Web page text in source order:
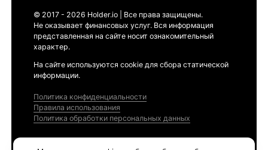
© 2017 - 2026 Holder.io | Все права защищены.
Не оказывает финансовых услуг. Вся информация
представленная на сайте носит ознакомительный
характер.
На сайте используются cookie для сбора статической
информации.
Политика конфиденциальности
Правила использования
Политика обработки персональных данных